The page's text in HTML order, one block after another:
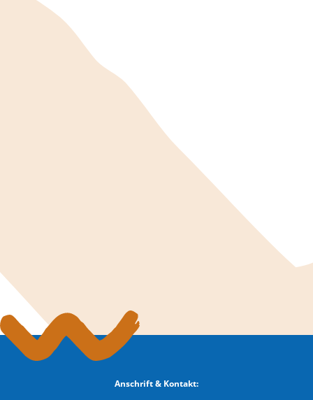
Anschrift & Kontakt: